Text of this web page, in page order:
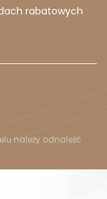
rabatowych
należy odnaleźć